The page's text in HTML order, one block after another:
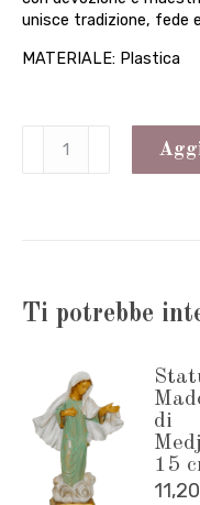
unisce tradizione, fede
MATERIALE: Plastica
Statua
Madonna
cm.
Ti potrebbe
di
15
11,20